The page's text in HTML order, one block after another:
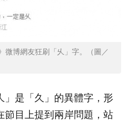
微博網友狂刷「乆」字。（圖／
」是「久」的異體字，形
節目上提到兩岸問題，站